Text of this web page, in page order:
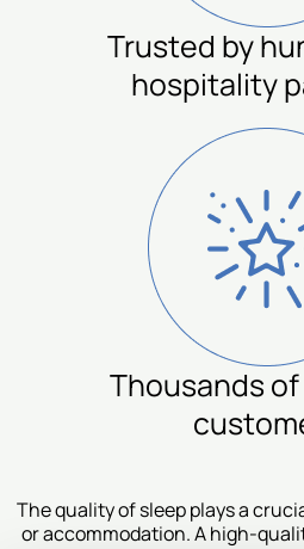
Trusted by
hospitality
Thousands
The quality of sleep plays a
or accommodation. A high-